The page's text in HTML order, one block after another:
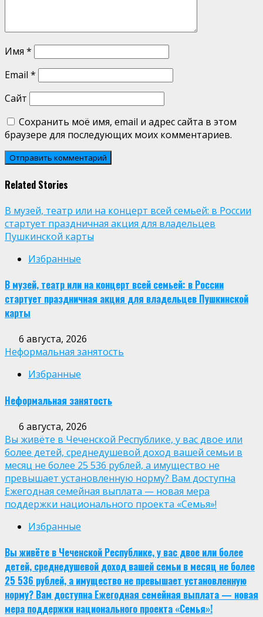
Имя *
Email *
Сайт
Сохранить моё имя, email и адрес сайта в этом
браузере для последующих моих комментариев.
Related Stories
В музей, театр или на концерт всей семьей: в России
стартует праздничная акция для владельцев
Пушкинской карты
Избранные
В музей, театр или на концерт всей семьей: в России
стартует праздничная акция для владельцев Пушкинской
карты
6 августа, 2026
Неформальная занятость
Избранные
Неформальная занятость
6 августа, 2026
Вы живёте в Чеченской Республике, у вас двое или
более детей, среднедушевой доход вашей семьи в
месяц не более 25 536 рублей, а имущество не
превышает установленную норму? Вам доступна
Ежегодная семейная выплата — новая мера
поддержки национального проекта «Семья»!
Избранные
Вы живёте в Чеченской Республике, у вас двое или более
детей, среднедушевой доход вашей семьи в месяц не более
25 536 рублей, а имущество не превышает установленную
норму? Вам доступна Ежегодная семейная выплата — новая
мера поддержки национального проекта «Семья»!